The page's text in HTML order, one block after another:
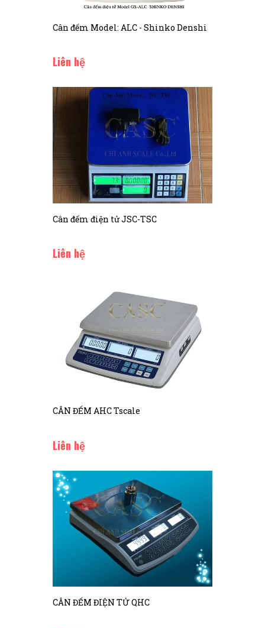
Cân đếm Model: ALC - Shinko Denshi
Liên hệ
Cân đếm điện tử JSC-TSC
Liên hệ
CÂN ĐẾM AHC Tscale
Liên hệ
CÂN ĐẾM ĐIỆN TỬ QHC